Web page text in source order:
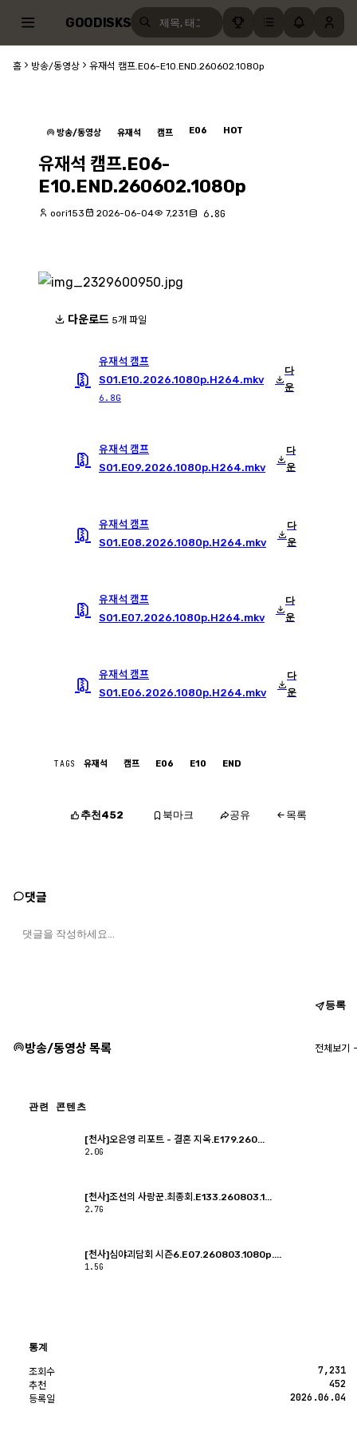
GOODISKS
홈 방송/동영상 유재석 캠프.E06-E10.END.260602.1080p
방송/동영상 유재석 캠프 E06 HOT
유재석 캠프.E06-
E10.END.260602.1080p
oori153 2026-06-04 7,231 6.8G
다운로드 5개 파일
유재석 캠프
S01.E10.2026.1080p.H264.mkv
6.8G
다
운
유재석 캠프
S01.E09.2026.1080p.H264.mkv
다
운
유재석 캠프
S01.E08.2026.1080p.H264.mkv
다
운
유재석 캠프
S01.E07.2026.1080p.H264.mkv
다
운
유재석 캠프
S01.E06.2026.1080p.H264.mkv
다
운
TAGS 유재석 캠프 E06 E10 END
추천452 북마크 공유 목록
댓글
등록
방송/동영상 목록 전체보기
관련 콘텐츠
[천사]오은영 리포트 - 결혼 지옥.E179.260...
2.0G
[천사]조선의 사랑꾼.최종회.E133.260803.1...
2.7G
[천사]심야괴담회 시즌6.E07.260803.1080p....
1.5G
통계
조회수 7,231
추천 452
등록일 2026.06.04